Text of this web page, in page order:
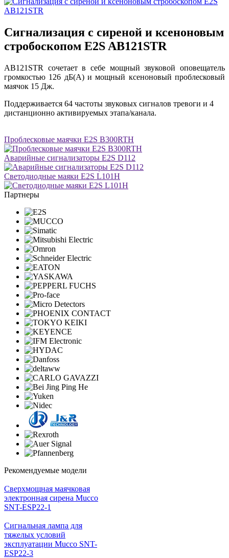
Сигнализация с сиреной и ксеноновым
стробоскопом E2S AB121STR
AB121STR сочетает в себе мощный звуковой оповещатель
громкостью 126 дБ(A) и мощный ксеноновый проблесковый
маячок 15 Дж.
Поддерживается 64 частоты звуковых сигналов тревоги и 4
дистанционно активируемых этапа/канала.
Проблесковые маячки E2S B300RTH
Аварийные сигнализаторы E2S D112
Светодиодные маяки E2S L101H
Партнеры
Рекомендуемые модели
Cверхмощная маячковая
электронная сирена Mucco
SNT-ESP22-1
Сигнальная лампа для
тяжелых условий
эксплуатации Mucco SNT-
ESP22-3